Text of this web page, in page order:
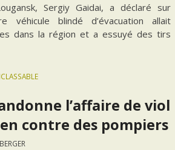
Sergiy Gaidai, a déclaré sur
véhicule blindé d’évacuation allait
dans la région et a essuyé des tirs
l’affaire de viol
contre des pompiers